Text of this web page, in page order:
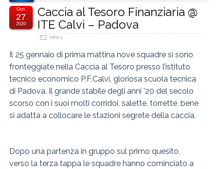
Caccia al Tesoro Finanziaria @
ITE Calvi – Padova
news
Gen
27
2020
Il 25 gennaio di prima mattina nove squadre si sono
fronteggiate nella Caccia al Tesoro presso l’istituto
tecnico economico P.F.Calvi, gloriosa scuola tecnica
di Padova. Il grande stabile degli anni ’20 del secolo
scorso con i suoi molti corridoi, salette, torrette, bene
si adatta a collocare le stazioni segrete della caccia.
Dopo una partenza in gruppo sul primo quesito,
verso la terza tappa le squadre hanno cominciato a